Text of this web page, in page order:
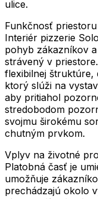
ulice.
Funkčnosť priestoru
Interiér pizzerie
pohyb zákazníkov
strávený v
flexibilnej štruktúre,
ktorý slúži na
aby pritiahol
stredobodom
svojmu širokému
chutným prvkom.
Vplyv na životné
Platobná časť je
umožňuje
prechádzajú okolo